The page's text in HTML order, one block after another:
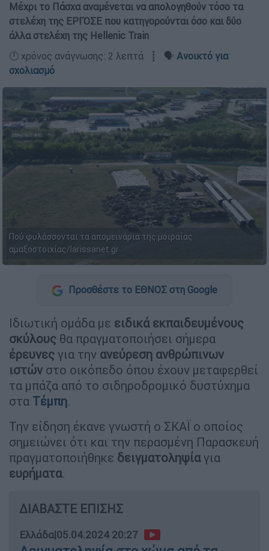
Μέχρι το Πάσχα αναμένεται να απολογηθούν τόσο τα
στελέχη της ΕΡΓΟΣΕ που κατηγορούνται όσο και δύο
άλλα στελέχη της Hellenic Train
🕛 χρόνος ανάγνωσης: 2 λεπτά ┋ 🗣️ Ανοικτό για
σχολιασμό
Πού φυλάσσονται τα απομεινάρια της μοιραίας
αμαξοστοιχίας/larissanet.gr
Προσθέστε το ΕΘΝΟΣ στη Google
Ιδιωτική ομάδα με ειδικά εκπαιδευμένους
σκύλους θα πραγματοποιήσει σήμερα
έρευνες για την ανεύρεση ανθρώπινων
ιστών στο οικόπεδο όπου έχουν μεταφερθεί
τα μπάζα από το σιδηροδρομικό δυστύχημα
στα Τέμπη.
Την είδηση έκανε γνωστή ο ΣΚΑΪ ο οποίος
σημειώνει ότι και την περασμένη Παρασκευή
πραγματοποιήθηκε δειγματοληψίαγια
ευρήματα.
ΔΙΑΒΑΣΤΕ ΕΠΙΣΗΣ
Ελλάδα|05.04.2024 20:27